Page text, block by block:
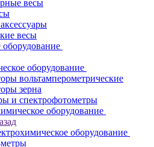
весы
весы
оборудование
вольтамперометрические
зерна
и спектрофотометры
оборудование
оборудование